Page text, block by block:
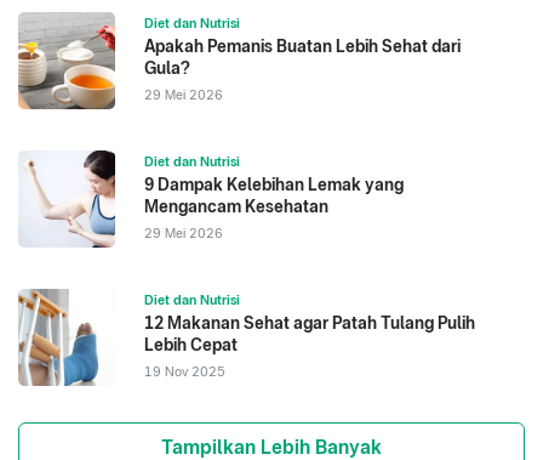
Diet dan Nutrisi
Apakah Pemanis Buatan Lebih Sehat dari
Gula?
29 Mei 2026
Diet dan Nutrisi
9 Dampak Kelebihan Lemak yang
Mengancam Kesehatan
29 Mei 2026
Diet dan Nutrisi
12 Makanan Sehat agar Patah Tulang Pulih
Lebih Cepat
19 Nov 2025
Tampilkan Lebih Banyak